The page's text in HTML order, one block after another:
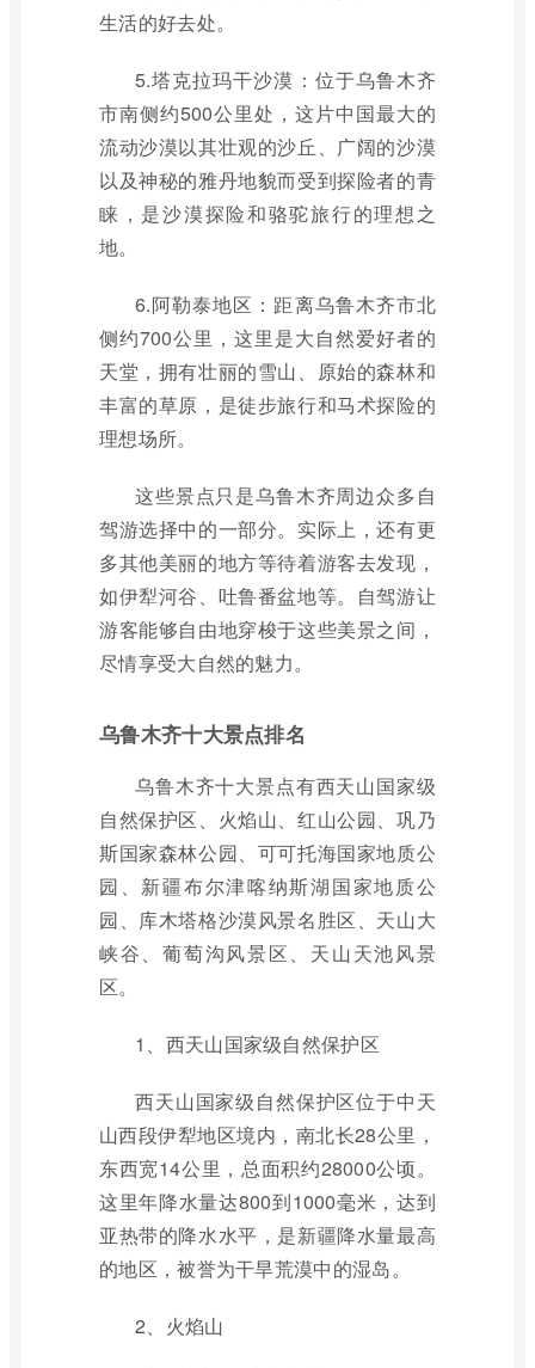
生活的好去处。
5.塔克拉玛干沙漠：位于乌鲁木齐
市南侧约500公里处，这片中国最大的
流动沙漠以其壮观的沙丘、广阔的沙漠
以及神秘的雅丹地貌而受到探险者的青
睐，是沙漠探险和骆驼旅行的理想之
地。
6.阿勒泰地区：距离乌鲁木齐市北
侧约700公里，这里是大自然爱好者的
天堂，拥有壮丽的雪山、原始的森林和
丰富的草原，是徒步旅行和马术探险的
理想场所。
这些景点只是乌鲁木齐周边众多自
驾游选择中的一部分。实际上，还有更
多其他美丽的地方等待着游客去发现，
如伊犁河谷、吐鲁番盆地等。自驾游让
游客能够自由地穿梭于这些美景之间，
尽情享受大自然的魅力。
乌鲁木齐十大景点排名
乌鲁木齐十大景点有西天山国家级
自然保护区、火焰山、红山公园、巩乃
斯国家森林公园、可可托海国家地质公
园、新疆布尔津喀纳斯湖国家地质公
园、库木塔格沙漠风景名胜区、天山大
峡谷、葡萄沟风景区、天山天池风景
区。
1、西天山国家级自然保护区
西天山国家级自然保护区位于中天
山西段伊犁地区境内，南北长28公里，
东西宽14公里，总面积约28000公顷。
这里年降水量达800到1000毫米，达到
亚热带的降水水平，是新疆降水量最高
的地区，被誉为干旱荒漠中的湿岛。
2、火焰山